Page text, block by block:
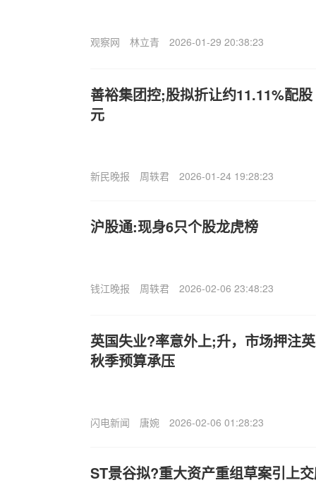
观察网 林立青 2026-01-29 20:38:23
善裕集团控;股拟折让约11.11%配
元
新民晚报 周轶君 2026-01-24 19:28:23
沪股通:现身6只个股龙虎榜
钱江晚报 周轶君 2026-02-06 23:48:23
英国失业?率意外上;升，市场押注
秋季预算承压
闪电新闻 唐婉 2026-02-06 01:28:23
ST景谷拟?重大资产重组草案引上